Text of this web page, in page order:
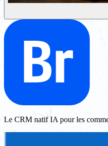
Le CRM natif IA pour les